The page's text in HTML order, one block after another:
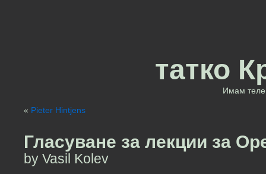
татко
Имам теле
« Pieter Hintjens
Гласуване за лекции за
by Vasil Kolev